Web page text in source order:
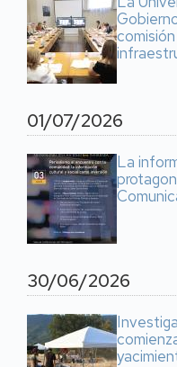
01/07/2026
La
30/06/2026